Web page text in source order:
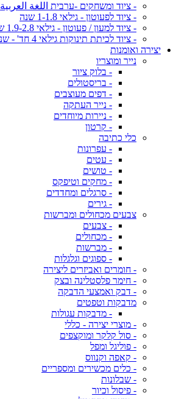
- ציוד ומשחקים -ערבית اللغة العربية
- ציוד לפעוטון - גילאי 1-1.8 שנה
- ציוד למעון / פעוטון - גילאי 1.9-2.8 שנה
- ציוד לכיתת תינוקות גילאי 4 חד' - שנה
יצירה ואומנות
נייר ומוצריו
- בלוק ציור
- בריסטולים
- דפים מעוצבים
- נייר העתקה
- ניירות מיוחדים
- קרטון
כלי כתיבה
- עפרונות
- עטים
- טושים
- מחקים וטיפקס
- סרגלים ומחדדים
- גירים
צבעים מכחולים ומברשות
- צבעים
- מכחולים
- מברשות
- ספוגים וגלגלות
- חומרים ואביזרים ליצירה
- חימר פלסטלינה ובצק
- דבק ואמצעי הדבקה
מדבקות וטפטים
- מדבקות עגולות
- מוצרי יצירה - כללי
- סול קלקר ומוקצפים
- פוליגל ומפל
- קאפה וקנווס
- כלים מכשירים ומספריים
- שבלונות
- פיסול וכיור